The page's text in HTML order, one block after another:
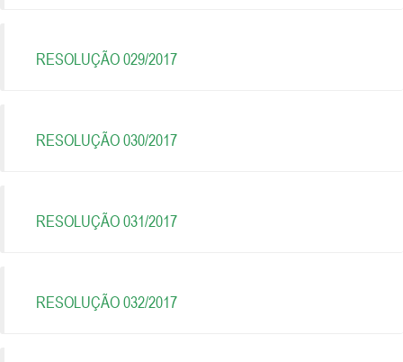
RESOLUÇÃO 029/2017
RESOLUÇÃO 030/2017
RESOLUÇÃO 031/2017
RESOLUÇÃO 032/2017